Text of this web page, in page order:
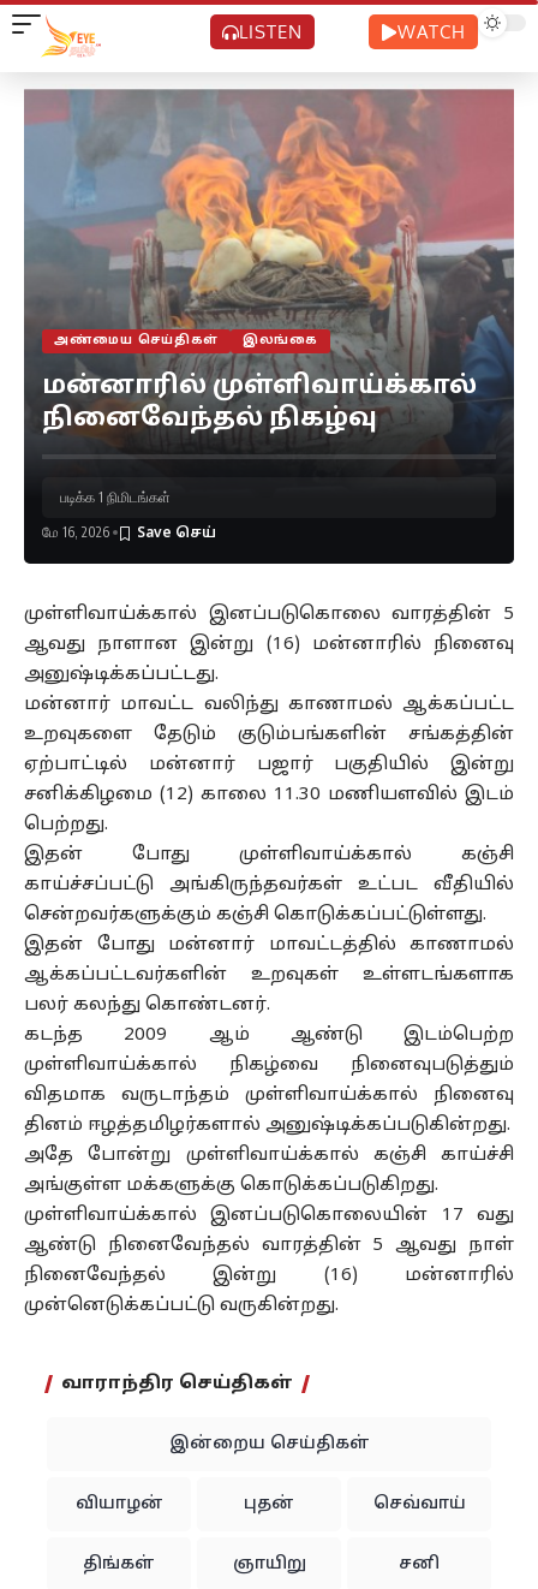
LISTEN WATCH
அண்மைய செய்திகள் இலங்கை
மன்னாரில் முள்ளிவாய்க்கால்
நினைவேந்தல் நிகழ்வு
மே 16, 2026
படிக்க 1 நிமிடங்கள்
முள்ளிவாய்க்கால் இனப்படுகொலை வாரத்தின் 5
ஆவது நாளான இன்று (16) மன்னாரில் நினைவு
அனுஷ்டிக்கப்பட்டது.
மன்னார் மாவட்ட வலிந்து காணாமல் ஆக்கப்பட்ட
உறவுகளை தேடும் குடும்பங்களின் சங்கத்தின்
ஏற்பாட்டில் மன்னார் பஜார் பகுதியில் இன்று
சனிக்கிழமை (12) காலை 11.30 மணியளவில் இடம்
பெற்றது.
இதன் போது முள்ளிவாய்க்கால் கஞ்சி
காய்ச்சப்பட்டு அங்கிருந்தவர்கள் உட்பட வீதியில்
சென்றவர்களுக்கும் கஞ்சி கொடுக்கப்பட்டுள்ளது.
இதன் போது மன்னார் மாவட்டத்தில் காணாமல்
ஆக்கப்பட்டவர்களின் உறவுகள் உள்ளடங்களாக
பலர் கலந்து கொண்டனர்.
கடந்த 2009 ஆம் ஆண்டு இடம்பெற்ற
முள்ளிவாய்க்கால் நிகழ்வை நினைவுபடுத்தும்
விதமாக வருடாந்தம் முள்ளிவாய்க்கால் நினைவு
தினம் ஈழத்தமிழர்களால் அனுஷ்டிக்கப்படுகின்றது.
அதே போன்று முள்ளிவாய்க்கால் கஞ்சி காய்ச்சி
அங்குள்ள மக்களுக்கு கொடுக்கப்படுகிறது.
முள்ளிவாய்க்கால் இனப்படுகொலையின் 17 வது
ஆண்டு நினைவேந்தல் வாரத்தின் 5 ஆவது நாள்
நினைவேந்தல் இன்று (16) மன்னாரில்
முன்னெடுக்கப்பட்டு வருகின்றது.
வாராந்திர செய்திகள்
இன்றைய செய்திகள்
வியாழன் புதன் செவ்வாய்
திங்கள் ஞாயிறு சனி